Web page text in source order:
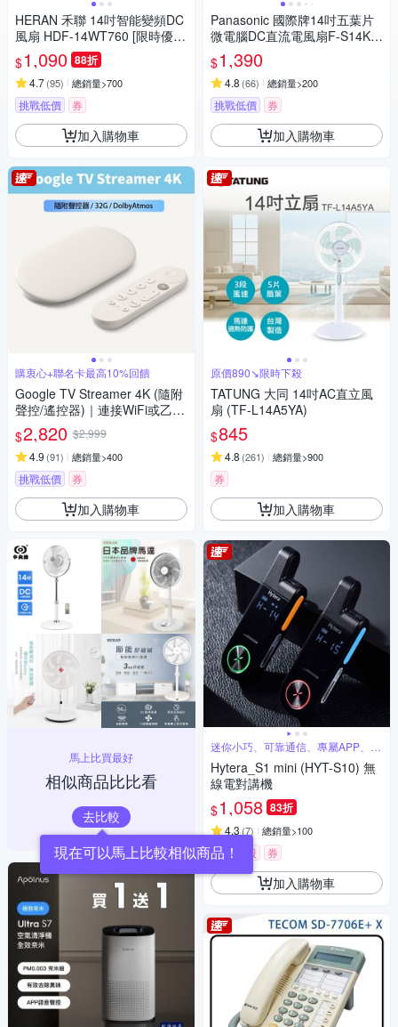
HERAN 禾聯 14吋智能變頻DC
風扇 HDF-14WT760 [限時優
惠]
$1,090 88折
4.7(95) 總銷量>700
挑戰低價 券
加入購物車
購衷心+聯名卡最高10%回饋
Google TV Streamer 4K (隨附
聲控/遙控器)｜連接WiFi或乙太
網路｜Dolby Atmos｜Matter智
慧串聯｜安裝App播放Netflix/Di
sney+/Youtube
$2,820 $2,999
4.9 (91) 總銷量>400
挑戰低價 券
加入購物車
馬上比買最好
相似商品比比看
去比較
現在可以馬上比較相似商品！
Panasonic 國際牌14吋五葉片
微電腦DC直流電風扇F-S14KM
[限時優惠]
$1,390
4.8 (66) 總銷量>200
挑戰低價 券
加入購物車
原價890↘限時下殺
TATUNG 大同 14吋AC直立風
扇 (TF-L14A5YA)
$845
4.8 (261) 總銷量>900
券
加入購物車
迷你小巧、可靠通信、專屬APP、超
長待機
Hytera_S1 mini (HYT-S10) 無
線電對講機
$1,058 83折
4.3(7) 總銷量>100
限時下殺 券
加入購物車